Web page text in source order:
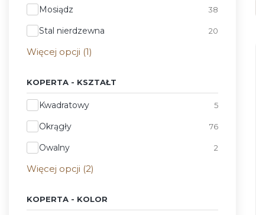
Mosiądz 38
Stal nierdzewna 20
Więcej opcji (1)
KOPERTA - KSZTAŁT
Koperta - Kształt
Kwadratowy 5
Okrągły 76
Owalny 2
Więcej opcji (2)
KOPERTA - KOLOR